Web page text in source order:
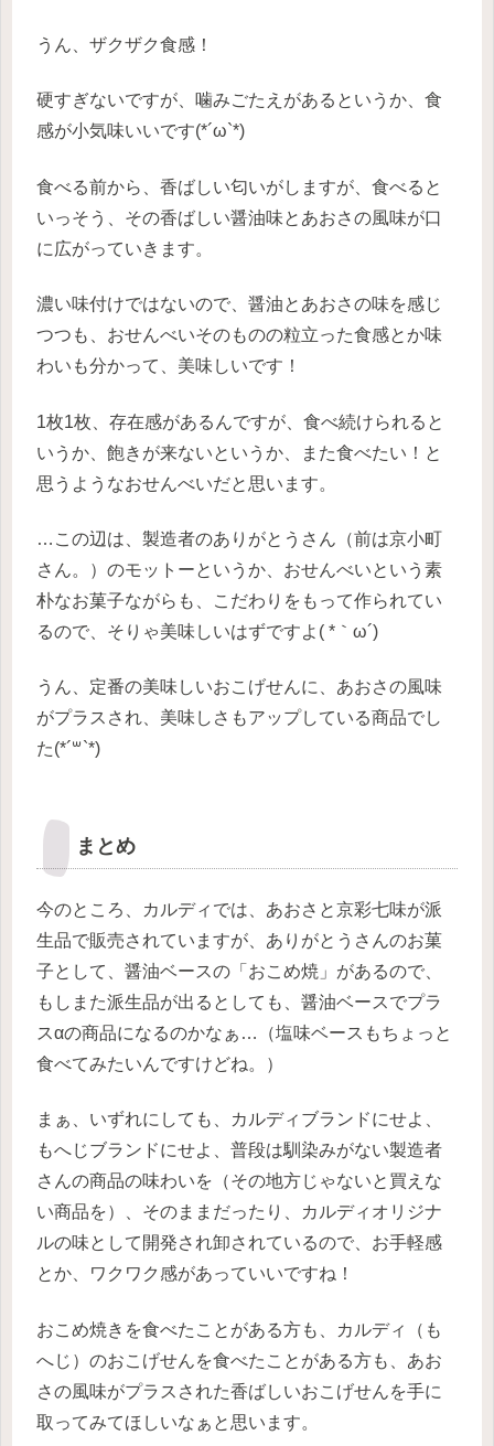
うん、ザクザク食感！
硬すぎないですが、噛みごたえがあるというか、食
感が小気味いいです(*´ω`*)
食べる前から、香ばしい匂いがしますが、食べると
いっそう、その香ばしい醤油味とあおさの風味が口
に広がっていきます。
濃い味付けではないので、醤油とあおさの味を感じ
つつも、おせんべいそのものの粒立った食感とか味
わいも分かって、美味しいです！
1枚1枚、存在感があるんですが、食べ続けられると
いうか、飽きが来ないというか、また食べたい！と
思うようなおせんべいだと思います。
…この辺は、製造者のありがとうさん（前は京小町
さん。）のモットーというか、おせんべいという素
朴なお菓子ながらも、こだわりをもって作られてい
るので、そりゃ美味しいはずですよ( *｀ω´)
うん、定番の美味しいおこげせんに、あおさの風味
がプラスされ、美味しさもアップしている商品でし
た(*´꒳`*)
まとめ
今のところ、カルディでは、あおさと京彩七味が派
生品で販売されていますが、ありがとうさんのお菓
子として、醤油ベースの「おこめ焼」があるので、
もしまた派生品が出るとしても、醤油ベースでプラ
スαの商品になるのかなぁ…（塩味ベースもちょっと
食べてみたいんですけどね。）
まぁ、いずれにしても、カルディブランドにせよ、
もへじブランドにせよ、普段は馴染みがない製造者
さんの商品の味わいを（その地方じゃないと買えな
い商品を）、そのままだったり、カルディオリジナ
ルの味として開発され卸されているので、お手軽感
とか、ワクワク感があっていいですね！
おこめ焼きを食べたことがある方も、カルディ（も
へじ）のおこげせんを食べたことがある方も、あお
さの風味がプラスされた香ばしいおこげせんを手に
取ってみてほしいなぁと思います。